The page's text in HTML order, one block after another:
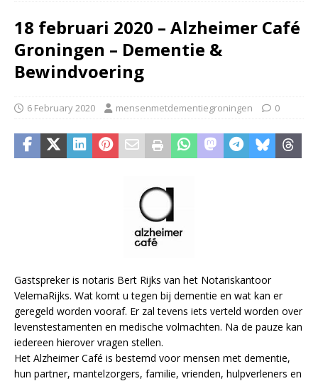
18 februari 2020 – Alzheimer Café
Groningen – Dementie &
Bewindvoering
6 February 2020 mensenmetdementiegroningen 0
Gastspreker is notaris Bert Rijks van het Notariskantoor
VelemaRijks. Wat komt u tegen bij dementie en wat kan er
geregeld worden vooraf. Er zal tevens iets verteld worden over
levenstestamenten en medische volmachten. Na de pauze kan
iedereen hierover vragen stellen.
Het Alzheimer Café is bestemd voor mensen met dementie,
hun partner, mantelzorgers, familie, vrienden, hulpverleners en